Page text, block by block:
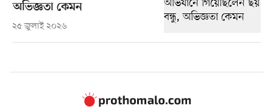
অভিজ্ঞতা কেমন
২৫ জুলাই ২০২৬